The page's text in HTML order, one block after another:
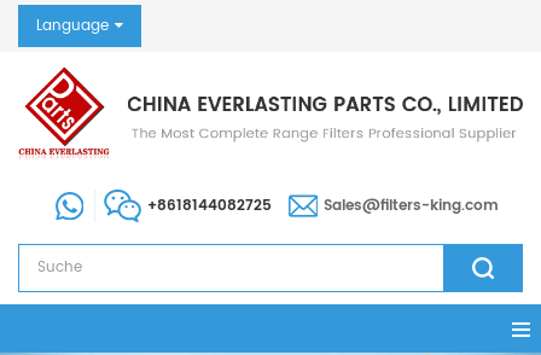
Language
+8618144082725 Sales@filters-king.com